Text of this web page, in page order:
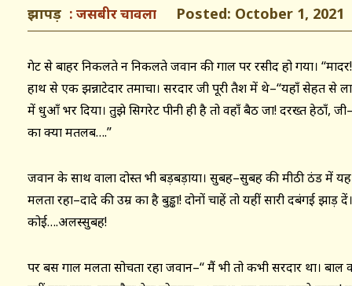
झापड़ जसबीर चावला Posted: October 1, 2021
गेट से बाहर निकलते न निकलते जवान की गाल पर रसीद हो गया।
हाथ से एक झन्नाटेदार तमाचा। सरदार जी पूरी तैश में थे–‘‘यहाँ सेहत से
में धुआँ भर दिया। तुझे सिगरेट पीनी ही है तो वहाँ बैठ जा! दरख्त हेठाँ,
का क्या मतलब….’’
जवान के साथ वाला दोस्त भी बड़बड़ाया। सुबह–सुबह की मीठी ठंड में
मलता रहा–दादे की उम्र का है बुड्ढा! दोनों चाहें तो यहीं सारी दबंगई
कोई….अलस्सुबह!
पर बस गाल मलता सोचता रहा जवान–‘‘ मैं भी तो कभी सरदार था। बाल